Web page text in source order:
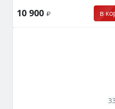
10 900 в